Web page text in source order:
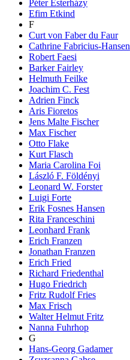
Péter Esterházy
Efim Etkind
F
Curt von Faber du Faur
Cathrine Fabricius-Hansen
Robert Faesi
Barker Fairley
Helmuth Feilke
Joachim C. Fest
Adrien Finck
Aris Fioretos
Jens Malte Fischer
Max Fischer
Otto Flake
Kurt Flasch
Maria Carolina Foi
László F. Földényi
Leonard W. Forster
Luigi Forte
Erik Fosnes Hansen
Rita Franceschini
Leonhard Frank
Erich Franzen
Jonathan Franzen
Erich Fried
Richard Friedenthal
Hugo Friedrich
Fritz Rudolf Fries
Max Frisch
Walter Helmut Fritz
Nanna Fuhrhop
G
Hans-Georg Gadamer